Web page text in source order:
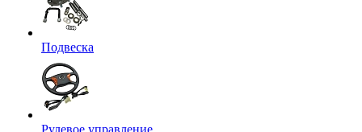
Подвеска
Рулевое управление